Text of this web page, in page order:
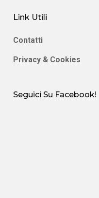
Link Utili
Contatti
Privacy & Cookies
Seguici Su Facebook!